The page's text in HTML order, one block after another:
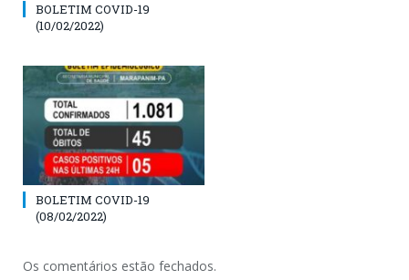
BOLETIM COVID-19
(10/02/2022)
BOLETIM COVID-19
(08/02/2022)
Os comentários estão fechados.